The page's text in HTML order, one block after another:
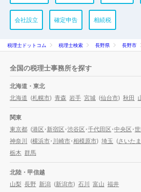
会社設立 確定申告 相続税
税理士ドットコム 税理士検索 長野県 長野市
全国の税理士事務所を探す
北海道・東北
北海道 (札幌市) 青森 岩手 宮城 (仙台市) 秋田
関東
東京都 (港区・新宿区・渋谷区・千代田区・中央区・
神奈川
(横浜市・川崎市・相模原市) 埼玉 (さいた
栃木 群馬
北陸・甲信越
山梨 長野 新潟 (新潟市) 石川 富山 福井